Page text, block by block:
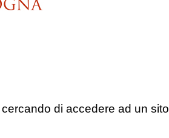
di accedere ad un sito